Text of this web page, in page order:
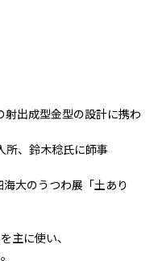
射出成型金型の設計に携わ
所、鈴木稔氏に師事
大のうつわ展「土あり
主に使い、